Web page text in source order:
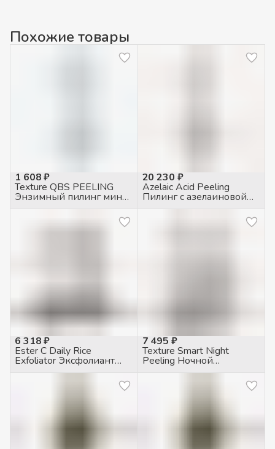
Похожие товары
1 608 ₽
Texture QBS PEELING
Энзимный пилинг мини,
20 230 ₽
Azelaic Acid Peeling
Пилинг с азелаиновой
6 318 ₽
Ester C Daily Rice
Exfoliator Эксфолиант
очищения и шлифовки
кожи с 2% салициловой
7 495 ₽
Texture Smart Night
Peeling Ночной
двухфазный пилинг, 30